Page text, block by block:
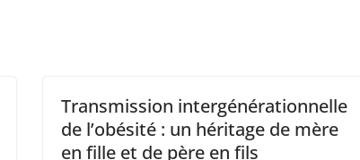
Transmission intergénérationnelle
de l’obésité : un héritage de mère
en fille et de père en fils